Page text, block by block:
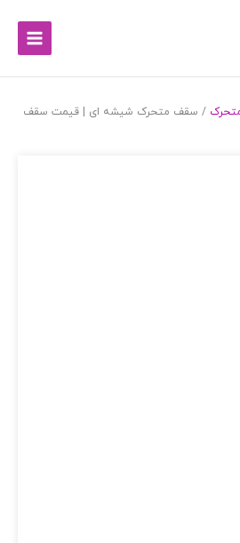
/ سقف متحرک شیشه‌ ای | قیمت سقف